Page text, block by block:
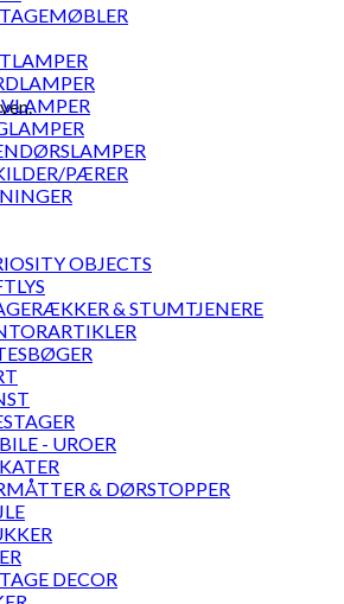
PÆRER
OBJECTS
& STUMTJENERE
- UROER
& DØRSTOPPER
DECOR